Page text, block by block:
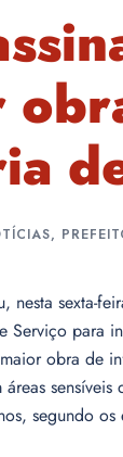
,
nesta sexta-
Serviço para
obra de
segundo